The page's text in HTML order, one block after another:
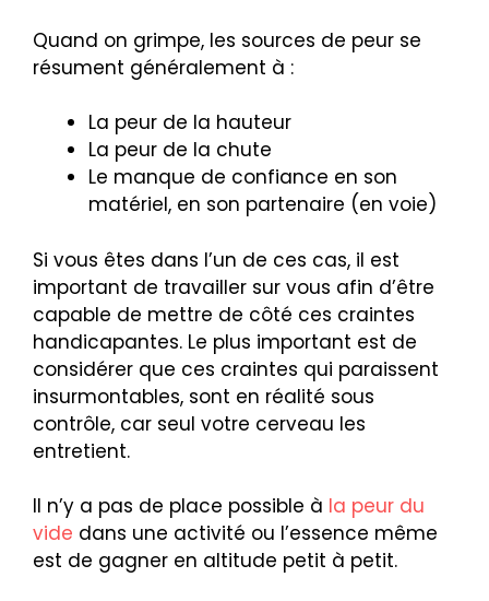
Quand on grimpe, les sources de peur se
résument généralement à :
La peur de la hauteur
La peur de la chute
Le manque de confiance en son
matériel, en son partenaire (en voie)
Si vous êtes dans l’un de ces cas, il est
important de travailler sur vous afin d’être
capable de mettre de côté ces craintes
handicapantes. Le plus important est de
considérer que ces craintes qui paraissent
insurmontables, sont en réalité sous
contrôle, car seul votre cerveau les
entretient.
Il n’y a pas de place possible à la peur du
vide dans une activité ou l’essence même
est de gagner en altitude petit à petit.